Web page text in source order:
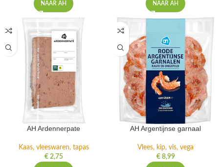
NAAR AH NAAR AH
AH Ardennerpate
Kaas, vleeswaren, tapas
€2,75
AH Argentijnse garnaal
Vlees, kip, vis, vega
€8,99